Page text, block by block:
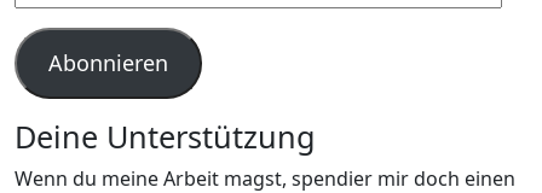
Mail-
Adresse
Abonnieren
Deine Unterstützung
Wenn du meine Arbeit magst, spendier mir doch einen